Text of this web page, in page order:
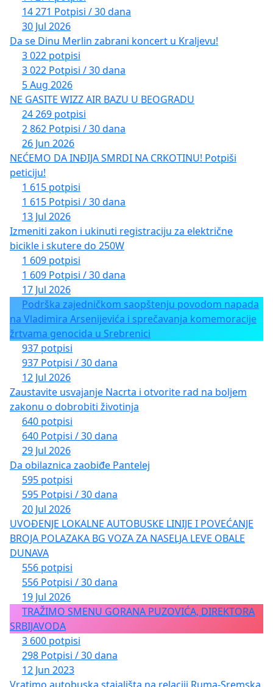
14 271 Potpisi / 30 dana
30 Jul 2026
Da se Dinu Merlin zabrani koncert u Kraljevu!
3 022 potpisi
3 022 Potpisi / 30 dana
5 Aug 2026
NE GASITE WIZZ AIR BAZU U BEOGRADU
24 269 potpisi
2 862 Potpisi / 30 dana
26 Jun 2026
NEĆEMO DA INĐIJA SMRDI NA CRKOTINU! Potpiši
peticiju!
1 615 potpisi
1 615 Potpisi / 30 dana
13 Jul 2026
Izmeniti zakon i ukinuti registraciju za električne
bicikle i skutere do 250W
1 609 potpisi
1 609 Potpisi / 30 dana
17 Jul 2026
Podrška zajedničkom saopštenju povodom napada
na Vladimira Arsenijevića i sprečavanja komemoracije
žrtvama genocida u Srebrenici
937 potpisi
937 Potpisi / 30 dana
12 Jul 2026
Zaustavite usvajanje Nacrta i otvorite rad na boljem
zakonu o dobrobiti životinja
640 potpisi
640 Potpisi / 30 dana
29 Jul 2026
Da obilaznica zaobiđe Pantelej
595 potpisi
595 Potpisi / 30 dana
20 Jul 2026
UVOĐENJE LOKALNE AUTOBUSKE LINIJE I POVEĆANJE
BROJA POLAZAKA BG VOZA ZA NASELJA LEVE OBALE
DUNAVA
556 potpisi
556 Potpisi / 30 dana
19 Jul 2026
TRAŽIMO SMENU GORANA PUZOVIĆA, DIREKTORA
SRBIJAVODA
3 600 potpisi
298 Potpisi / 30 dana
12 Jun 2023